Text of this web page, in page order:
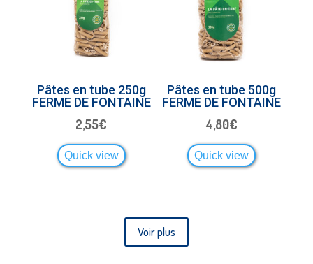
Pâtes en tube 250g
FERME DE FONTAINE
2,55€
Quick view
Pâtes en tube 500g
FERME DE FONTAINE
4,80€
Quick view
Voir plus